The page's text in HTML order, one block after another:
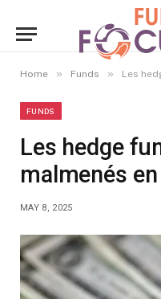
Home » Funds » Les hedge
FUNDS
Les hedge
malmenés
MAY 8, 2025